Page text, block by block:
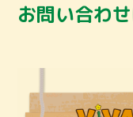
お問い合わ